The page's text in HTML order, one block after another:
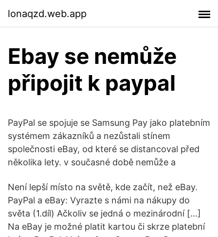
lonaqzd.web.app
Ebay se nemůže
připojit k paypal
PayPal se spojuje se Samsung Pay jako platebním
systémem zákazníků a nezůstali stínem
společnosti eBay, od které se distancoval před
několika lety. v současné době nemůže a
Není lepší místo na světě, kde začít, než eBay.
PayPal a eBay: Vyrazte s námi na nákupy do
světa (1.díl) Ačkoliv se jedná o mezinárodní […]
Na eBay je možné platit kartou či skrze platební